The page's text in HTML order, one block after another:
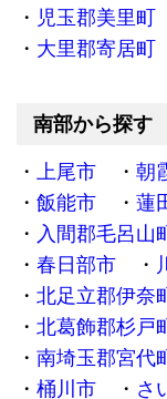
児玉郡美里町
大里郡寄居町
南部から探す
上尾市 朝
飯能市
蓮
入間郡毛呂山町
春日部市
北足立郡伊奈町
北葛飾郡杉戸町
南埼玉郡宮代町
桶川市
さ